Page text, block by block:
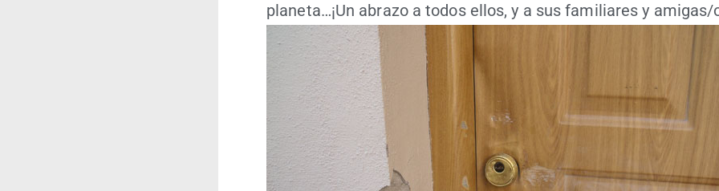
planeta…¡Un abra­zo a todos ellos, y a sus fami­lia­res y amigas/​